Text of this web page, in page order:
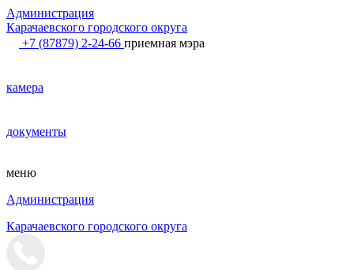
Администрация
Карачаевского городского округа
+7 (87879) 2-24-66 приемная мэра
камера
документы
меню
Администрация
Карачаевского городского округа